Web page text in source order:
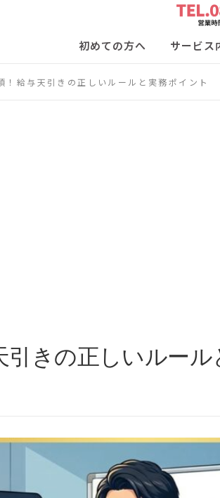
初めての方へ サービス
！給与天引きの正しいルールと実務ポイント
きの正しいルール